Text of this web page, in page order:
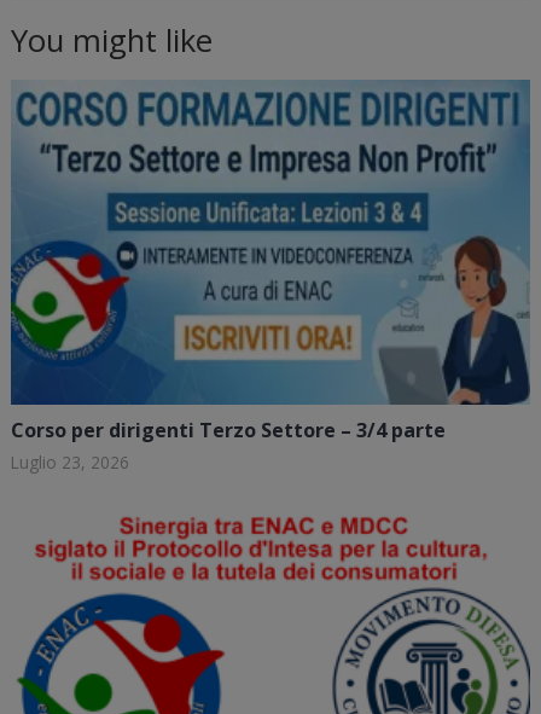
You might like
Corso per dirigenti Terzo Settore – 3/4 parte
Luglio 23, 2026